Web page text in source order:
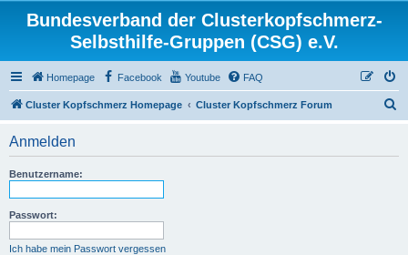
Bundesverband der Clusterkopfschmerz-
Selbsthilfe-Gruppen (CSG) e.V.
Homepage Facebook Youtube FAQ
Cluster Kopfschmerz Homepage Cluster Kopfschmerz Forum
Anmelden
Benutzername:
Passwort:
Ich habe mein Passwort vergessen